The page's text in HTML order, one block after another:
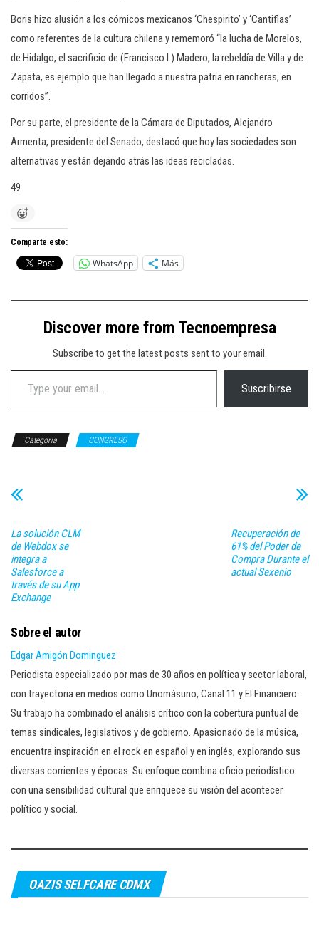
Boris hizo alusión a los cómicos mexicanos ‘Chespirito’ y ‘Cantiflas’
como referentes de la cultura chilena y rememoró “la lucha de Morelos,
de Hidalgo, el sacrificio de (Francisco I.) Madero, la rebeldía de Villa y de
Zapata, es ejemplo que han llegado a nuestra patria en rancheras, en
corridos”.
Por su parte, el presidente de la Cámara de Diputados, Alejandro
Armenta, presidente del Senado, destacó que hoy las sociedades son
alternativas y están dejando atrás las ideas recicladas.
49
Comparte esto:
WhatsApp Más
Discover more from Tecnoempresa
Subscribe to get the latest posts sent to your email.
Type your email…
Suscribirse
Categoría CONGRESO
La solución CLM
de Webdox se
integra a
Salesforce a
través de su App
Exchange
Recuperación de
61% del Poder de
Compra Durante el
actual Sexenio
Sobre el autor
Edgar Amigón Dominguez
Periodista especializado por mas de 30 años en política y sector laboral,
con trayectoria en medios como Unomásuno, Canal 11 y El Financiero.
Su trabajo ha combinado el análisis crítico con la cobertura puntual de
temas sindicales, legislativos y de gobierno. Apasionado de la música,
encuentra inspiración en el rock en español y en inglés, explorando sus
diversas corrientes y épocas. Su enfoque combina oficio periodístico
con una sensibilidad cultural que enriquece su visión del acontecer
político y social.
OAZIS SELFCARE CDMX